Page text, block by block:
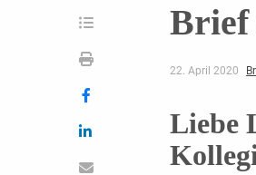
Brief
22. April 2020
Liebe